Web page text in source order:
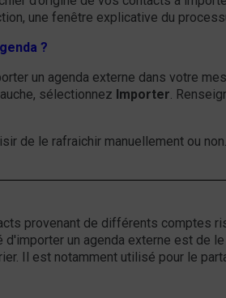
une fenêtre explicative du
?
un agenda externe dans votre
sélectionnez Importer.
de le rafraichir manuellement ou
provenant de différents comptes
un agenda externe est de
Il est notamment utilisé pour le